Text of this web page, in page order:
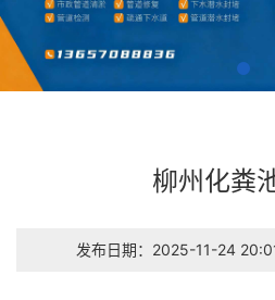
柳州化粪
发布日期：2025-11-24